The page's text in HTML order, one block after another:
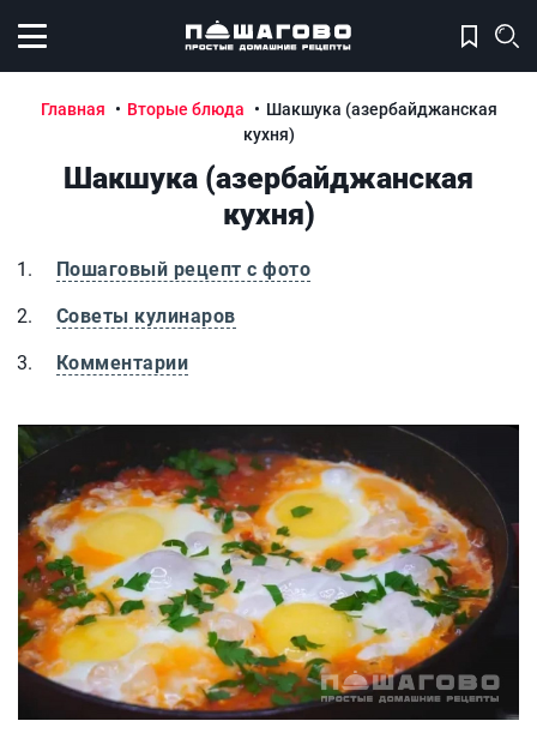
Открыть меню
Главная Вторые блюда
Шакшука (азербайджанская
кухня)
Шакшука (азербайджанская
кухня)
Пошаговый рецепт с фото
Советы кулинаров
Комментарии
Шакшука (азербайджанская кухня)